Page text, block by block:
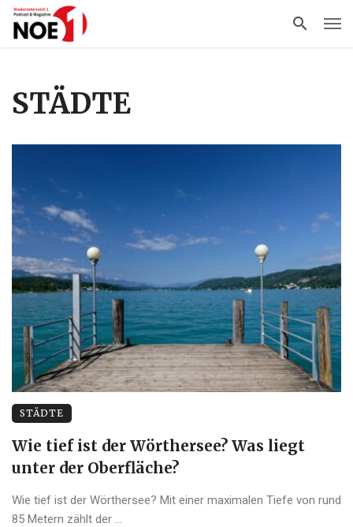
STÄDTE
STÄDTE
Wie tief ist der Wörthersee? Was liegt
unter der Oberfläche?
Wie tief ist der Wörthersee? Mit einer maximalen Tiefe von rund
85 Metern zählt der ...